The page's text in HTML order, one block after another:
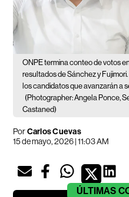
ONPE termina conteo de votos
resultados de Sánchez y Fujimori.
los candidatos que avanzarán a
(Photographer: Angela Ponce,
Castaned)
PorCarlos Cuevas
15 de mayo, 2026 | 11:03 AM
ÚLTIMAS